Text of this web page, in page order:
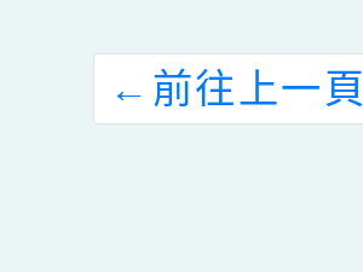
← 前往上一頁